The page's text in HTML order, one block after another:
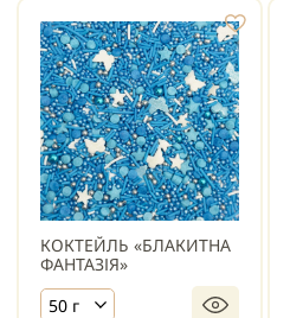
КОКТЕЙЛЬ «БЛАКИТНА
ФАНТАЗІЯ»
50 г